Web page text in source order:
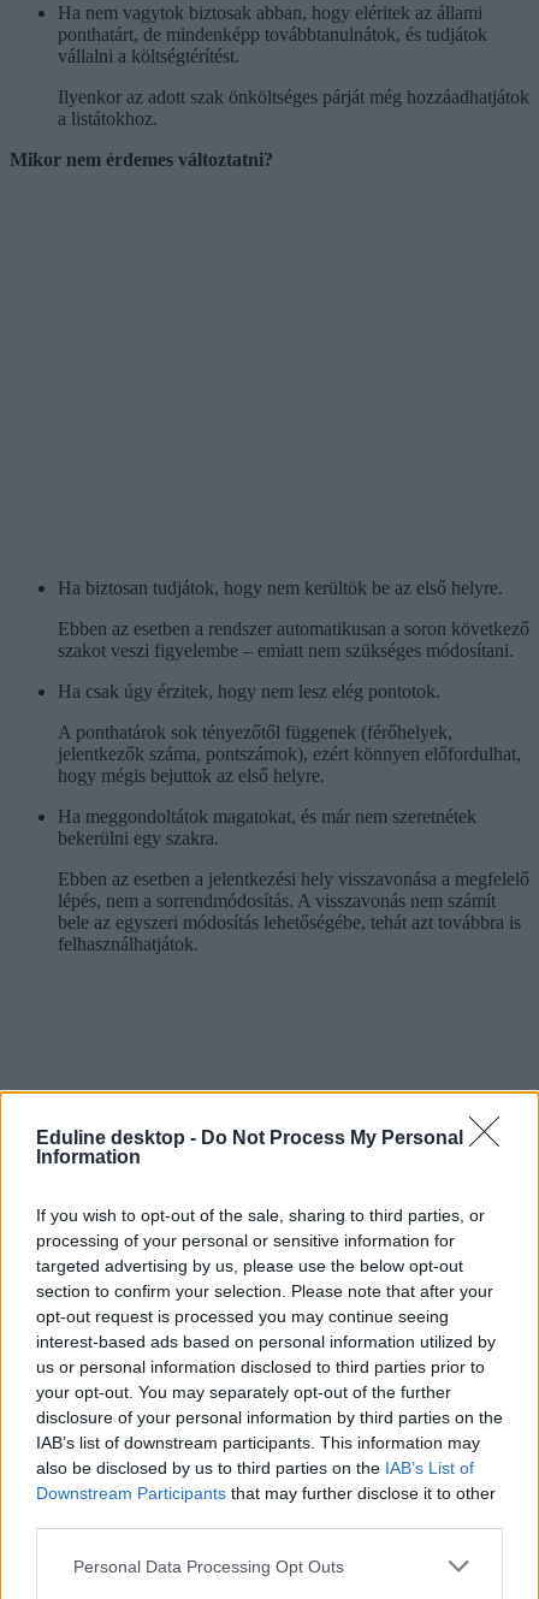
Eduline desktop - Do Not Process My Personal
Information
If you wish to opt-out of the sale, sharing to third parties, or
processing of your personal or sensitive information for
targeted advertising by us, please use the below opt-out
section to confirm your selection. Please note that after your
opt-out request is processed you may continue seeing
interest-based ads based on personal information utilized by
us or personal information disclosed to third parties prior to
your opt-out. You may separately opt-out of the further
disclosure of your personal information by third parties on the
IAB’s list of downstream participants. This information may
also be disclosed by us to third parties on the IAB’s List of
Downstream Participants that may further disclose it to other
Personal Data Processing Opt Outs
Ha nem vagytok biztosak abban, hogy eléritek az állami
ponthatárt, de mindenképp továbbtanulnátok, és tudjátok
vállalni a költségtérítést.
Ilyenkor az adott szak önköltséges párját még hozzáadhatjátok
a listátokhoz.
Mikor nem érdemes változtatni?
Ha biztosan tudjátok, hogy nem kerültök be az első helyre.
Ebben az esetben a rendszer automatikusan a soron következő
szakot veszi figyelembe – emiatt nem szükséges módosítani.
Ha csak úgy érzitek, hogy nem lesz elég pontotok.
A ponthatárok sok tényezőtől függenek (férőhelyek,
jelentkezők száma, pontszámok), ezért könnyen előfordulhat,
hogy mégis bejuttok az első helyre.
Ha meggondoltátok magatokat, és már nem szeretnétek
bekerülni egy szakra.
Ebben az esetben a jelentkezési hely visszavonása a megfelelő
lépés, nem a sorrendmódosítás. A visszavonás nem számít
bele az egyszeri módosítás lehetőségébe, tehát azt továbbra is
felhasználhatjátok.